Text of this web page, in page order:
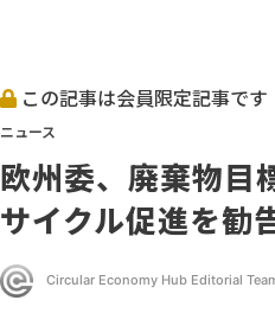
この記事は会員限定記事です
ニュース
欧州委、廃棄物目
サイクル促進を勧
Circular Economy Hub Editorial